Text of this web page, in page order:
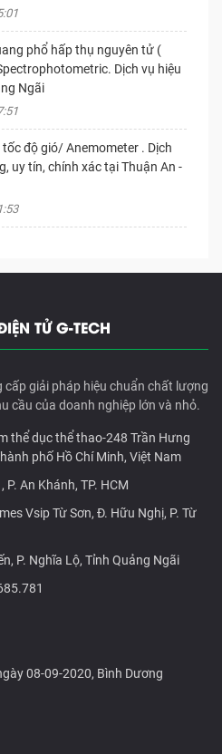
phổ hấp thụ nguyên tử (
Dịch vụ hiệu
Ngãi
độ gió/ Anemometer . Dịch
uy tín, chính xác tại Thuận An -
TỬ G-TECH
giải pháp hiệu chuẩn chất lượng
cầu của doanh nghiệp lớn và nhỏ.
thể dục thể thao-248 Trần Hưng
phố Hồ Chí Minh, Việt Nam
An Khánh, TP. HCM
Vsip Từ Sơn, Đ. Hữu Nghị, P. Từ
P. Nghĩa Lộ, Tỉnh Quảng Ngãi
08-09-2020, Bình Dương